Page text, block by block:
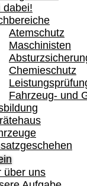
dabei!
Atemschutz
Maschinisten
Chemieschutz
Fahrzeug- und
über uns